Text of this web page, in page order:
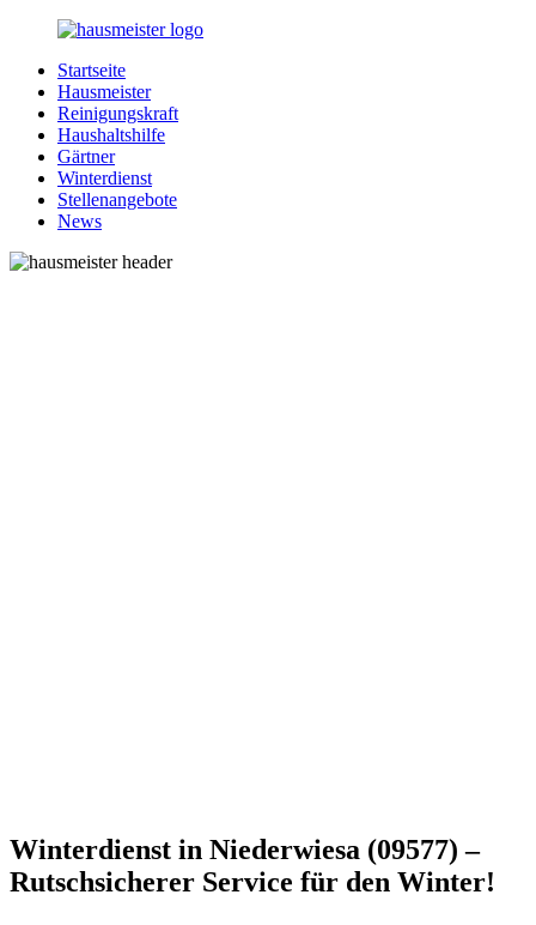
Zurück
Inhalt
Hausmeister.de
Alles
rund
Ihren
Haushalt
Startseite
Hausmeister
Reinigungskraft
Haushaltshilfe
Gärtner
Winterdienst
Stellenangebote
News
Winterdienst in Niederwiesa (09577) –
Rutschsicherer Service für den Winter!